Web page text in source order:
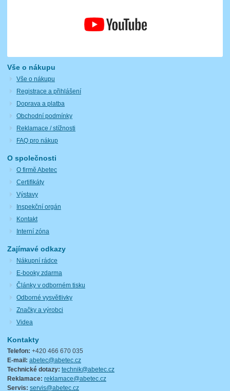
Vše o nákupu
Vše o nákupu
Registrace a přihlášení
Doprava a platba
Obchodní podmínky
Reklamace / stížnosti
FAQ pro nákup
O společnosti
O firmě Abetec
Certifikáty
Výstavy
Inspekční orgán
Kontakt
Interní zóna
Zajímavé odkazy
Nákupní rádce
E-booky zdarma
Články v odborném tisku
Odborné vysvětlivky
Značky a výrobci
Videa
Kontakty
Telefon: +420 466 670 035
E-mail: abetec@abetec.cz
Technické dotazy: technik@abetec.cz
Reklamace: reklamace@abetec.cz
Servis: servis@abetec.cz